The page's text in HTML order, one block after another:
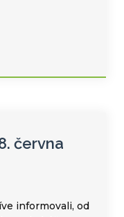
června
informovali, od